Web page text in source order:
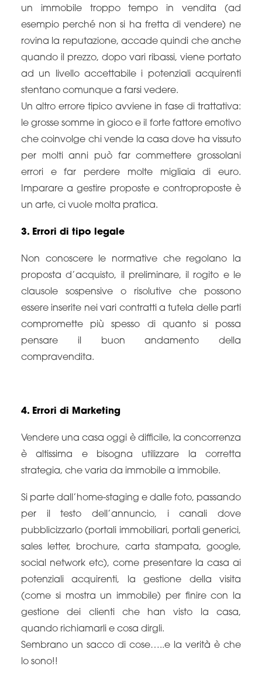
un immobile troppo tempo in vendita (ad
esempio perché non si ha fretta di vendere) ne
rovina la reputazione, accade quindi che anche
quando il prezzo, dopo vari ribassi, viene portato
ad un livello accettabile i potenziali acquirenti
stentano comunque a farsi vedere.
Un altro errore tipico avviene in fase di trattativa:
le grosse somme in gioco e il forte fattore emotivo
che coinvolge chi vende la casa dove ha vissuto
per molti anni può far commettere grossolani
errori e far perdere molte migliaia di euro.
Imparare a gestire proposte e controproposte è
un arte, ci vuole molta pratica.
3. Errori di tipo legale
Non conoscere le normative che regolano la
proposta d’acquisto, il preliminare, il rogito e le
clausole sospensive o risolutive che possono
essere inserite nei vari contratti a tutela delle parti
compromette più spesso di quanto si possa
pensare il buon andamento della
compravendita.
4. Errori di Marketing
Vendere una casa oggi è difficile, la concorrenza
è altissima e bisogna utilizzare la corretta
strategia, che varia da immobile a immobile.
Si parte dall’home-staging e dalle foto, passando
per il testo dell’annuncio, i canali dove
pubblicizzarlo (portali immobiliari, portali generici,
sales letter, brochure, carta stampata, google,
social network etc), come presentare la casa ai
potenziali acquirenti, la gestione della visita
(come si mostra un immobile) per finire con la
gestione dei clienti che han visto la casa,
quando richiamarli e cosa dirgli.
Sembrano un sacco di cose…..e la verità è che
lo sono!!